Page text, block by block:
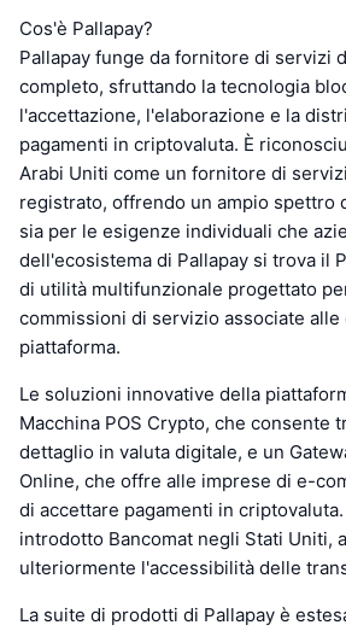
Cos'è Pallapay?
Pallapay funge da fornitore di servizi
completo, sfruttando la tecnologia
l'accettazione, l'elaborazione e la
pagamenti in criptovaluta. È
Arabi Uniti come un fornitore di
registrato, offrendo un ampio spettro
sia per le esigenze individuali che
dell'ecosistema di Pallapay si trova il
di utilità multifunzionale progettato
commissioni di servizio associate
piattaforma.
Le soluzioni innovative della
Macchina POS Crypto, che consente
dettaglio in valuta digitale, e un
Online, che offre alle imprese di e-
di accettare pagamenti in
introdotto Bancomat negli Stati Uniti,
ulteriormente l'accessibilità delle
La suite di prodotti di Pallapay è